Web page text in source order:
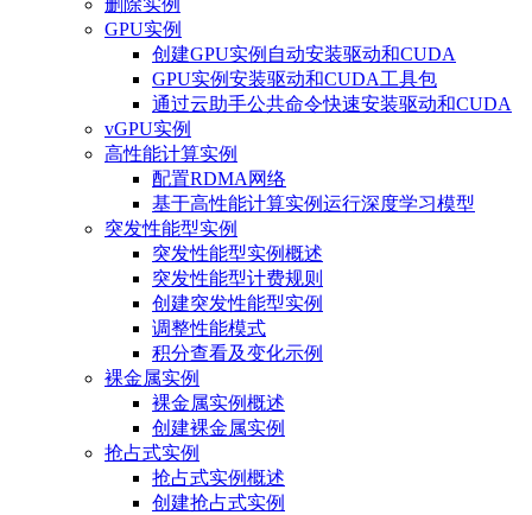
删除实例
GPU实例
创建GPU实例自动安装驱动和CUDA
GPU实例安装驱动和CUDA工具包
通过云助手公共命令快速安装驱动和CUDA
vGPU实例
高性能计算实例
配置RDMA网络
基于高性能计算实例运行深度学习模型
突发性能型实例
突发性能型实例概述
突发性能型计费规则
创建突发性能型实例
调整性能模式
积分查看及变化示例
裸金属实例
裸金属实例概述
创建裸金属实例
抢占式实例
抢占式实例概述
创建抢占式实例